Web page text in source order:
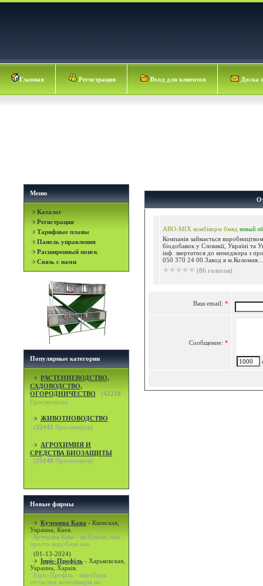
Главная Регистрация Вход для клиентов Доска
Меню
Каталог
Регистрация
Тарифные планы
Панель управления
Расширенный поиск
Связь с нами
Популярные категории
РАСТЕНИЕВОДСТВО,
САДОВОДСТВО,
ОГОРОДНИЧЕСТВО
(42218
Просмотров)
ЖИВОТНОВОДСТВО
(32442 Просмотров)
АГРОХИМИЯ И
СРЕДСТВА БИОЗАЩИТЫ
(25148 Просмотров)
Новые фирмы
Кучерява Кава - Киевская,
Украина, Киев.
Кучерява Кава - це більше, ніж
просто виробник кав
(01-13-2024)
Іпріс-Профіль - Харьковская,
Украина, Харків.
Іпріс-Профіль - виробник
сітчастих контейнерів на
ABO-MIX комбікорм бмвд новый
Компанія займається
біодобавок у Словакії, Україні та
інф. звертатися до менеджера з
050 370 24 00.Завод в м.Коломия...
(86 голосов)
Ваш email: *
Сообщение: *